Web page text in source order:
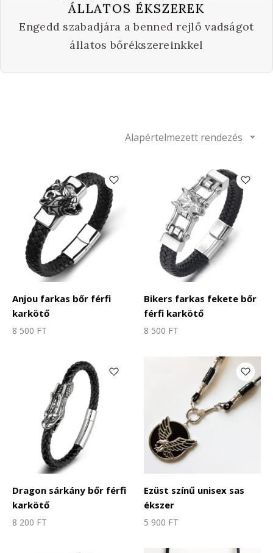
ÁLLATOS ÉKSZEREK
Engedd szabadjára a benned rejlő vadságot
állatos bőrékszereinkkel
Alapértelmezett rendezés
Anjou farkas bőr férfi
karkötő
8 500 FT
Bikers farkas fekete bőr
férfi karkötő
8 500 FT
Dragon sárkány bőr férfi
karkötő
8 200 FT
Ezüst színű unisex sas
ékszer
5 900 FT